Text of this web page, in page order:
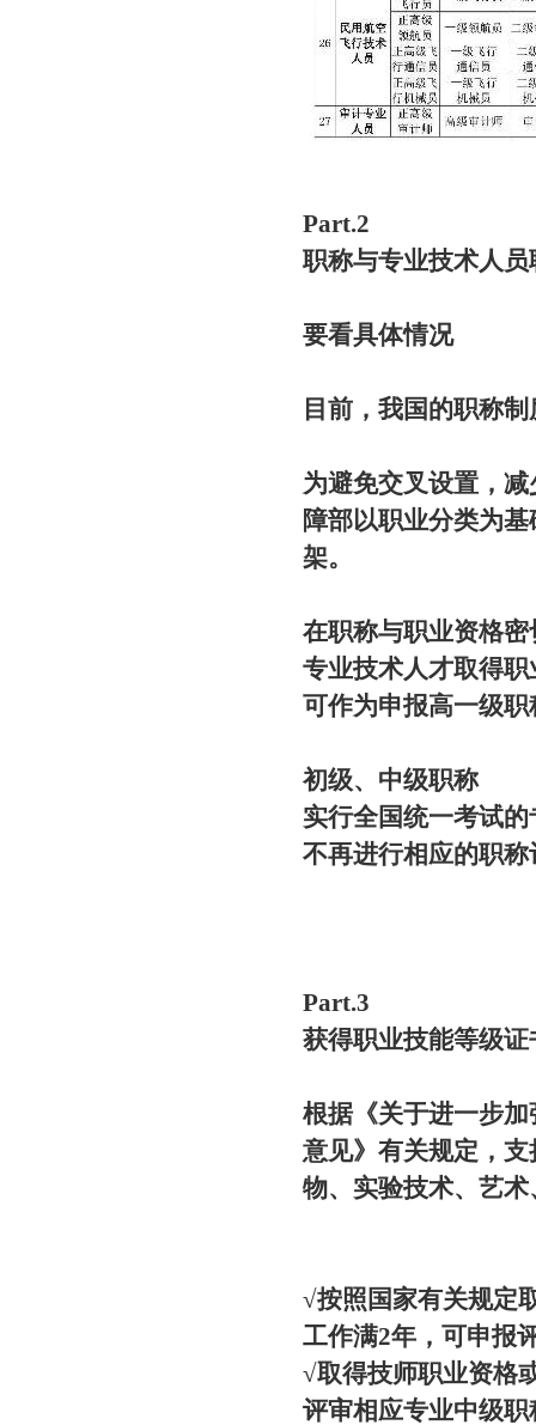
Part.2
职称与专业技术人
要看具体情况
目前，我国的职称
为避免交叉设置，
障部以职业分类为
架。
在职称与职业资格
专业技术人才取得职
可作为申报高一级
初级、中级职称
实行全国统一考试的
不再进行相应的职
Part.3
获得职业技能等级
根据《关于进一步
意见》有关规定，
物、实验技术、艺
√按照国家有关规定
工作满2年 ，可申报
√取得技师职业资格
评审相应专业中级职